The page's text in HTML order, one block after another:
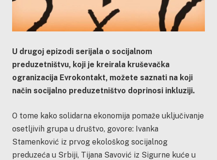
U drugoj epizodi serijala o socijalnom
preduzetništvu, koji je kreirala kruševačka
ogranizacija Evrokontakt, možete saznati na koji
način socijalno preduzetništvo doprinosi inkluziji.
O tome kako solidarna ekonomija pomaže uključivanje
osetljivih grupa u društvo, govore: Ivanka
Stamenković iz prvog ekološkog socijalnog
preduzeća u Srbiji, Tijana Savović iz Sigurne kuće u